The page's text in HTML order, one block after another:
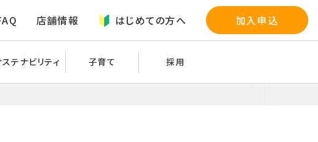
店舗情報 はじめての方へ 加入申込
ステナビリティ 子育て 採用